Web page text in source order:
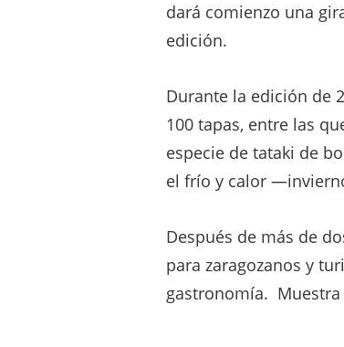
dará comienzo una
edición.
Durante la edición de
100 tapas, entre las
especie de tataki de
el frío y calor
Después de más de
para zaragozanos y
gastronomía. Muestra